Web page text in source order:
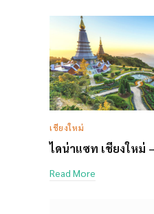
เชียงใหม่
ไดน่าแซท เชียงใหม่
Read More